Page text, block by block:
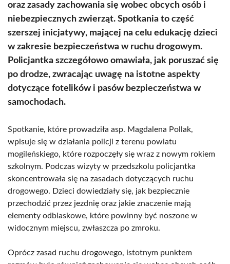
oraz zasady zachowania się wobec obcych osób i
niebezpiecznych zwierząt. Spotkania to część
szerszej inicjatywy, mającej na celu edukację dzieci
w zakresie bezpieczeństwa w ruchu drogowym.
Policjantka szczegółowo omawiała, jak poruszać się
po drodze, zwracając uwagę na istotne aspekty
dotyczące fotelików i pasów bezpieczeństwa w
samochodach.
Spotkanie, które prowadziła asp. Magdalena Pollak,
wpisuje się w działania policji z terenu powiatu
mogileńskiego, które rozpoczęły się wraz z nowym rokiem
szkolnym. Podczas wizyty w przedszkolu policjantka
skoncentrowała się na zasadach dotyczących ruchu
drogowego. Dzieci dowiedziały się, jak bezpiecznie
przechodzić przez jezdnię oraz jakie znaczenie mają
elementy odblaskowe, które powinny być noszone w
widocznym miejscu, zwłaszcza po zmroku.
Oprócz zasad ruchu drogowego, istotnym punktem